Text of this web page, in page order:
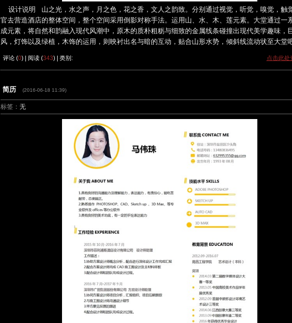
设计说明 山之光，水之声，月之色，花之香，文人之韵致。分别通过视觉，听觉，嗅觉，触
官去营造酒店的整体空间，整个空间采用倒影对称手法。运用山、水、木、莲元素。大堂通过一
成元素，将自然和韵融入现代风潮中，原木的质朴粗粝与细致的金属线条碰撞出现代美学趣味，
风，灯饰以及绿植，木饰的运用，则映衬出名与暗的互动，贴合山形水势，倾斜线流动状至大堂
点击此处
评论 (0) | 阅读 (343) | 类别:
简历 (2016-06-18 11:39)
标签： 无